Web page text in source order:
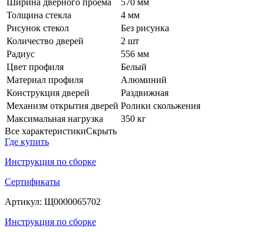
Ширина дверного проёма
570 мм
Толщина стекла
4 мм
Рисунок стекол
Без рисунка
Количество дверей
2 шт
Радиус
556 мм
Цвет профиля
Белый
Материал профиля
Алюминий
Конструкция дверей
Раздвижная
Механизм открытия дверей Ролики скольжения
Максимальная нагрузка
350 кг
Все характеристикиСкрыть
Где купить
Инструкция по сборке
Сертификаты
Артикул: Щ0000065702
Инструкция по сборке